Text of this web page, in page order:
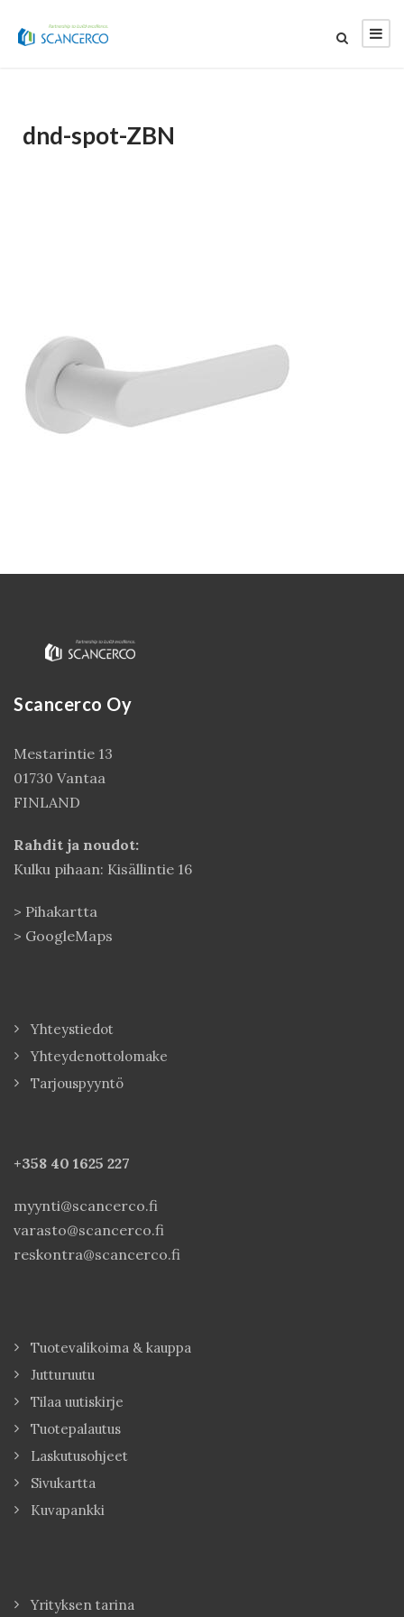
dnd-spot-ZBN
Scancerco Oy
Mestarintie 13
01730 Vantaa
FINLAND
Rahdit ja noudot:
Kulku pihaan: Kisällintie 16
> Pihakartta
> GoogleMaps
Yhteystiedot
Yhteydenottolomake
Tarjouspyyntö
+358 40 1625 227
myynti@scancerco.fi
varasto@scancerco.fi
reskontra@scancerco.fi
Tuotevalikoima & kauppa
Jutturuutu
Tilaa uutiskirje
Tuotepalautus
Laskutusohjeet
Sivukartta
Kuvapankki
Yrityksen tarina